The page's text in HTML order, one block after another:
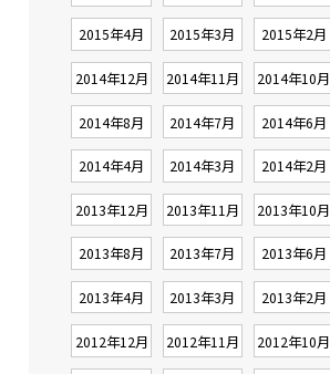
2015年4月 2015年3月 2015年2月
2014年12月 2014年11月 2014年10月
2014年8月 2014年7月 2014年6月
2014年4月 2014年3月 2014年2月
2013年12月 2013年11月 2013年10月
2013年8月 2013年7月 2013年6月
2013年4月 2013年3月 2013年2月
2012年12月 2012年11月 2012年10月